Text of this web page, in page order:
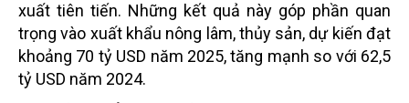
xuất tiên tiến. Những kết quả này góp phần quan
trọng vào xuất khẩu nông lâm, thủy sản, dự kiến đạt
khoảng 70 tỷ USD năm 2025, tăng mạnh so với 62,5
tỷ USD năm 2024.